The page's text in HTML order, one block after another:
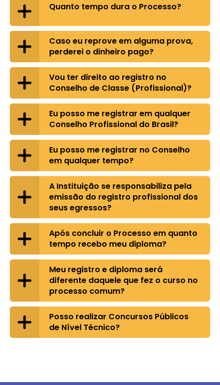
Quanto tempo dura o Processo?
Caso eu reprove em alguma prova,
perderei o dinheiro pago?
Vou ter direito ao registro no
Conselho de Classe (Profissional)?
Eu posso me registrar em qualquer
Conselho Profissional do Brasil?
Eu posso me registrar no Conselho
em qualquer tempo?
A Instituição se responsabiliza pela
emissão do registro profissional dos
seus egressos?
Após concluir o Processo em quanto
tempo recebo meu diploma?
Meu registro e diploma será
diferente daquele que fez o curso no
processo comum?
Posso realizar Concursos Públicos
de Nível Técnico?